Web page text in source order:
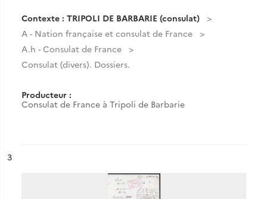
Contexte : TRIPOLI DE BARBARIE (consulat)
A - Nation française et consulat de France
A.h - Consulat de France
Consulat (divers). Dossiers.
Producteur :
Consulat de France à Tripoli de Barbarie
n°
3